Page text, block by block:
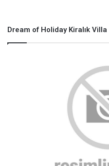
Dream of Holiday Kiralık